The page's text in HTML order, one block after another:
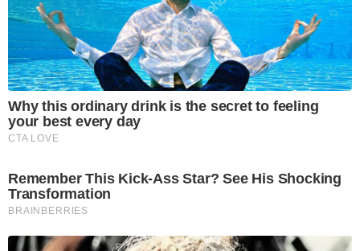
Why this ordinary drink is the secret to feeling
your best every day
CTA LOVE
Remember This Kick-Ass Star? See His Shocking
Transformation
BRAINBERRIES